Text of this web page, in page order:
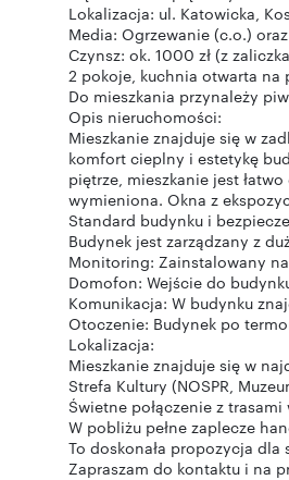
Lokalizacja: ul. Katowicka,
Media: Ogrzewanie (c.o.)
Czynsz: ok. 1000 zł (z
2 pokoje, kuchnia otwarta na
Do mieszkania przynależy
Opis nieruchomości:
Mieszkanie znajduje się w
komfort cieplny i estetykę
piętrze, mieszkanie jest
wymieniona. Okna z
Standard budynku i
Budynek jest zarządzany z
Monitoring: Zainstalowany
Domofon: Wejście do
Komunikacja: W budynku
Otoczenie: Budynek po
Lokalizacja:
Mieszkanie znajduje się w
Strefa Kultury (NOSPR,
Świetne połączenie z
W pobliżu pełne zaplecze
To doskonała propozycja
Zapraszam do kontaktu i na